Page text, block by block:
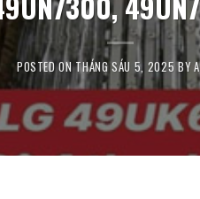
POSTED ONTHÁNG SÁU 5, 2025 BY